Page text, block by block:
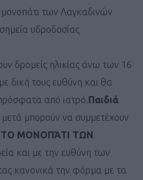
μονοπάτι των Λαγκαδινών
υδροδοσίας
δρομείς ηλικίας άνω των 16
δική τους ευθύνη και θα
από ιατρό.Παιδιά
μετά μπορούν να συμμετέχουν
(ΤΟ ΜΟΝΟΠΆΤΙ ΤΩΝ
και με την ευθύνη των
κανονικά την φόρμα με τα